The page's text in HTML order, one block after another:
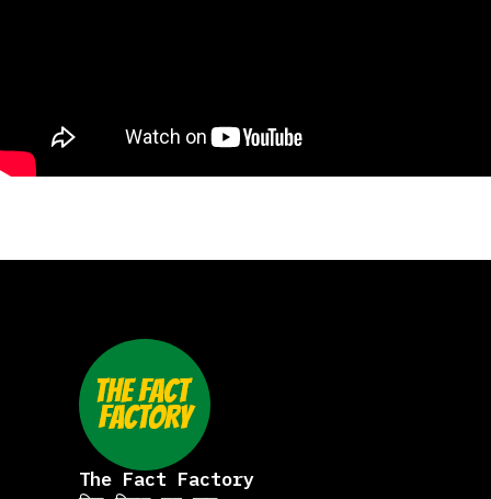
The Fact Factory